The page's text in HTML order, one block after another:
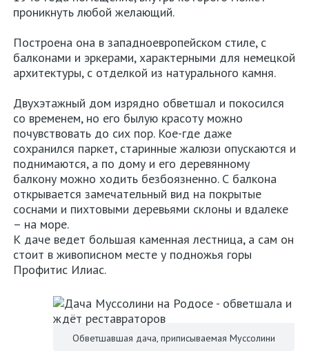
проникнуть любой желающий.
Построена она в западноевропейском стиле, с
балконами и эркерами, характерными для немецкой
архитектуры, с отделкой из натурального камня.
Двухэтажный дом изрядно обветшал и покосился
со временем, но его былую красоту можно
почувствовать до сих пор. Кое-где даже
сохранился паркет, старинные жалюзи опускаются и
поднимаются, а по дому и его деревянному
балкону можно ходить безбоязненно. С балкона
открывается замечательный вид на покрытые
соснами и пихтовыми деревьями склоны и вдалеке
– на море.
К даче ведет большая каменная лестница, а сам он
стоит в живописном месте у подножья горы
Профитис Илиас.
Обветшавшая дача, приписываемая Муссолини